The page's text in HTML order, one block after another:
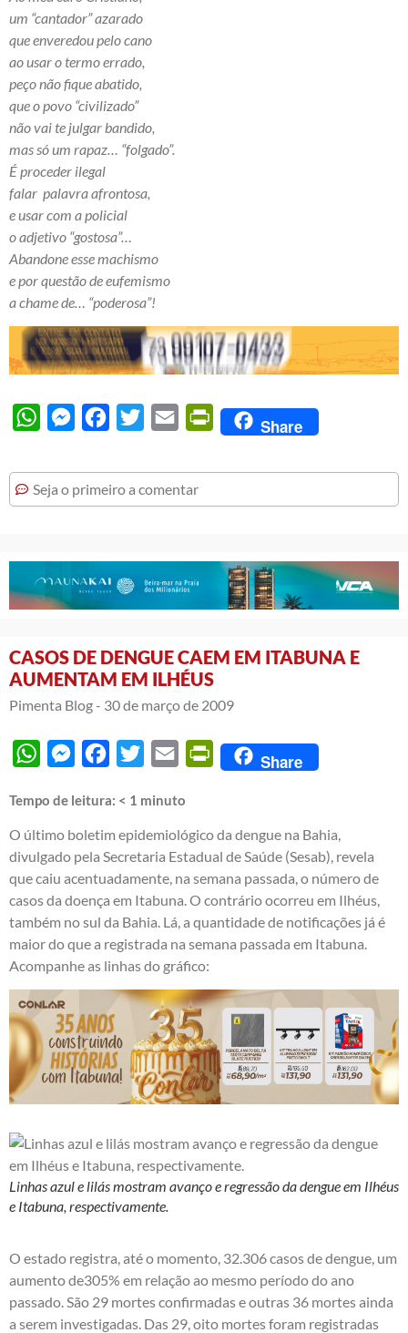
um “cantador” azarado
que enveredou pelo cano
ao usar o termo errado,
peço não fique abatido,
que o povo “civilizado”
não vai te julgar bandido,
mas só um rapaz… “folgado”.
É proceder ilegal
falar palavra afrontosa,
e usar com a policial
o adjetivo “gostosa”…
Abandone esse machismo
e por questão de eufemismo
a chame de… “poderosa”!
WhatsAppMessengerFacebook
Twitter Email PrintFriendly
Share
Seja o primeiro a comentar
CASOS DE DENGUE CAEM EM ITABUNA E
AUMENTAM EM ILHÉUS
Pimenta Blog - 30 de março de 2009
WhatsAppMessengerFacebook
Twitter Email PrintFriendly
Share
Tempo de leitura: < 1 minuto
O último boletim epidemiológico da dengue na Bahia,
divulgado pela Secretaria Estadual de Saúde (Sesab), revela
que caiu acentuadamente, na semana passada, o número de
casos da doença em Itabuna. O contrário ocorreu em Ilhéus,
também no sul da Bahia. Lá, a quantidade de notificações já é
maior do que a registrada na semana passada em Itabuna.
Acompanhe as linhas do gráfico:
Linhas azul e lilás mostram avanço e regressão da dengue em Ilhéus
e Itabuna, respectivamente.
O estado registra, até o momento, 32.306 casos de dengue, um
aumento de305% em relação ao mesmo período do ano
passado. São 29 mortes confirmadas e outras 36 mortes ainda
a serem investigadas. Das 29, oito mortes foram registradas